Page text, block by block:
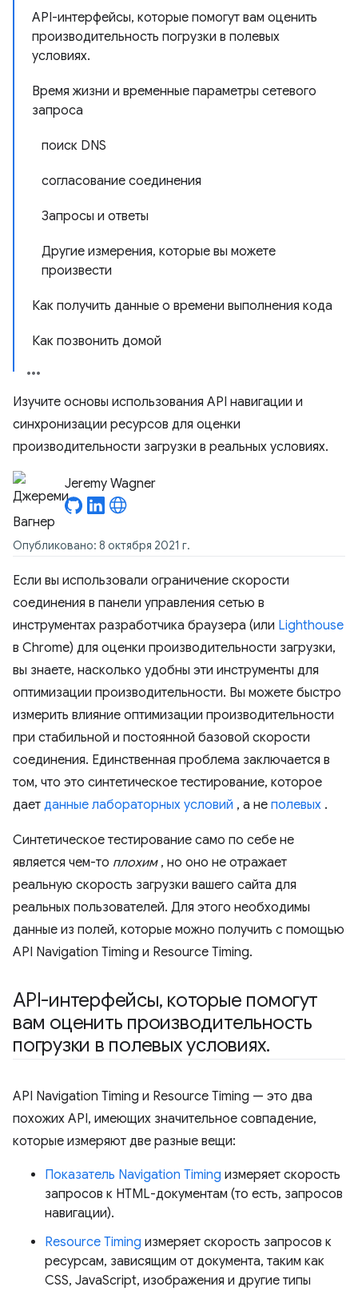
API-интерфейсы, которые помогут вам оценить
производительность погрузки в полевых
условиях.
Время жизни и временные параметры сетевого
запроса
поиск DNS
согласование соединения
Запросы и ответы
Другие измерения, которые вы можете
произвести
Как получить данные о времени выполнения кода
Как позвонить домой
Изучите основы использования API навигации и
синхронизации ресурсов для оценки
производительности загрузки в реальных условиях.
Jeremy Wagner
Опубликовано: 8 октября 2021 г.
Если вы использовали ограничение скорости
соединения в панели управления сетью в
инструментах разработчика браузера (или Lighthouse
в Chrome) для оценки производительности загрузки,
вы знаете, насколько удобны эти инструменты для
оптимизации производительности. Вы можете быстро
измерить влияние оптимизации производительности
при стабильной и постоянной базовой скорости
соединения. Единственная проблема заключается в
том, что это синтетическое тестирование, которое
дает данные лабораторных условий , а не полевых .
Синтетическое тестирование само по себе не
является чем-то плохим, но оно не отражает
реальную скорость загрузки вашего сайта для
реальных пользователей. Для этого необходимы
данные из полей, которые можно получить с помощью
API Navigation Timing и Resource Timing.
API-интерфейсы, которые помогут
вам оценить производительность
погрузки в полевых условиях.
API Navigation Timing и Resource Timing — это два
похожих API, имеющих значительное совпадение,
которые измеряют две разные вещи:
Показатель Navigation Timing измеряет скорость
запросов к HTML-документам (то есть, запросов
навигации).
Resource Timing измеряет скорость запросов к
ресурсам, зависящим от документа, таким как
CSS, JavaScript, изображения и другие типы